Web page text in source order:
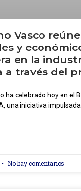
Vasco
y
en la
a través del
ha celebrado hoy en el
una iniciativa
No hay comentarios